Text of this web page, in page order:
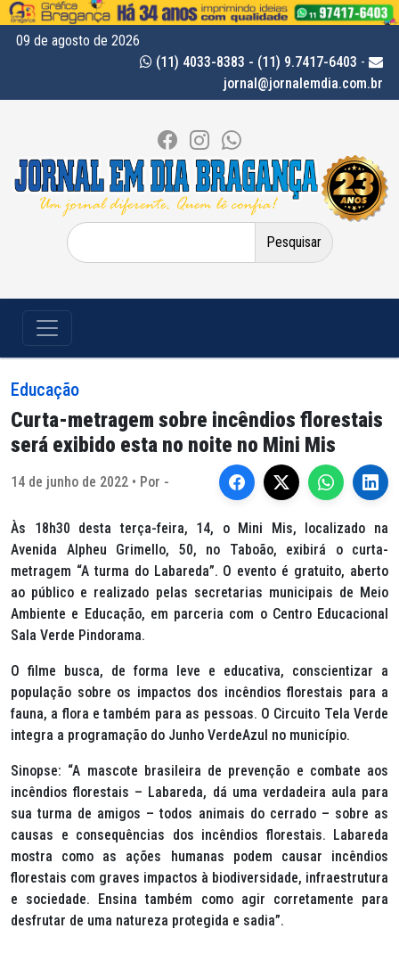
09 de agosto de 2026
(11) 4033-8383 - (11) 9.7417-6403 -
jornal@jornalemdia.com.br
Pesquisar
por:
Educação
Curta-metragem sobre incêndios florestais
será exibido esta no noite no Mini Mis
14 de junho de 2022 • Por -
Às 18h30 desta terça-feira, 14, o Mini Mis, localizado na
Avenida Alpheu Grimello, 50, no Taboão, exibirá o curta-
metragem “A turma do Labareda”. O evento é gratuito, aberto
ao público e realizado pelas secretarias municipais de Meio
Ambiente e Educação, em parceria com o Centro Educacional
Sala Verde Pindorama.
O filme busca, de forma leve e educativa, conscientizar a
população sobre os impactos dos incêndios florestais para a
fauna, a flora e também para as pessoas. O Circuito Tela Verde
integra a programação do Junho VerdeAzul no município.
Sinopse: “A mascote brasileira de prevenção e combate aos
incêndios florestais – Labareda, dá uma verdadeira aula para
sua turma de amigos – todos animais do cerrado – sobre as
causas e consequências dos incêndios florestais. Labareda
mostra como as ações humanas podem causar incêndios
florestais com graves impactos à biodiversidade, infraestrutura
e sociedade. Ensina também como agir corretamente para
desfrutar de uma natureza protegida e sadia”.